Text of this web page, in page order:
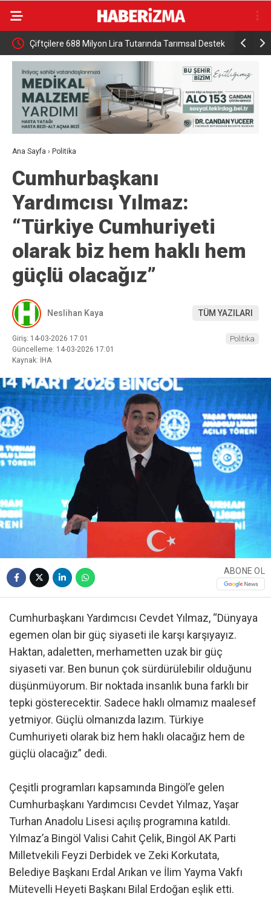
Çiftçilere 688 Milyon Lira Tutarında Tarımsal Destek
Ödemesi
DMM:
gerçek
Ana Sayfa › Politika
Cumhurbaşkanı
Yardımcısı Yılmaz:
“Türkiye Cumhuriyeti
olarak biz hem haklı hem
güçlü olacağız”
Neslihan Kaya TÜM YAZILARI
Giriş: 14-03-2026 17:01
Güncelleme: 14-03-2026 17:01
Kaynak: İHA
Politika
ABONE OL
Cumhurbaşkanı Yardımcısı Cevdet Yılmaz, “Dünyaya
egemen olan bir güç siyaseti ile karşı karşıyayız.
Haktan, adaletten, merhametten uzak bir güç
siyaseti var. Ben bunun çok sürdürülebilir olduğunu
düşünmüyorum. Bir noktada insanlık buna farklı bir
tepki gösterecektir. Sadece haklı olmamız maalesef
yetmiyor. Güçlü olmanızda lazım. Türkiye
Cumhuriyeti olarak biz hem haklı olacağız hem de
güçlü olacağız” dedi.
Çeşitli programları kapsamında Bingöl’e gelen
Cumhurbaşkanı Yardımcısı Cevdet Yılmaz, Yaşar
Turhan Anadolu Lisesi açılış programına katıldı.
Yılmaz’a Bingöl Valisi Cahit Çelik, Bingöl AK Parti
Milletvekili Feyzi Derbidek ve Zeki Korkutata,
Belediye Başkanı Erdal Arıkan ve İlim Yayma Vakfı
Mütevelli Heyeti Başkanı Bilal Erdoğan eşlik etti.